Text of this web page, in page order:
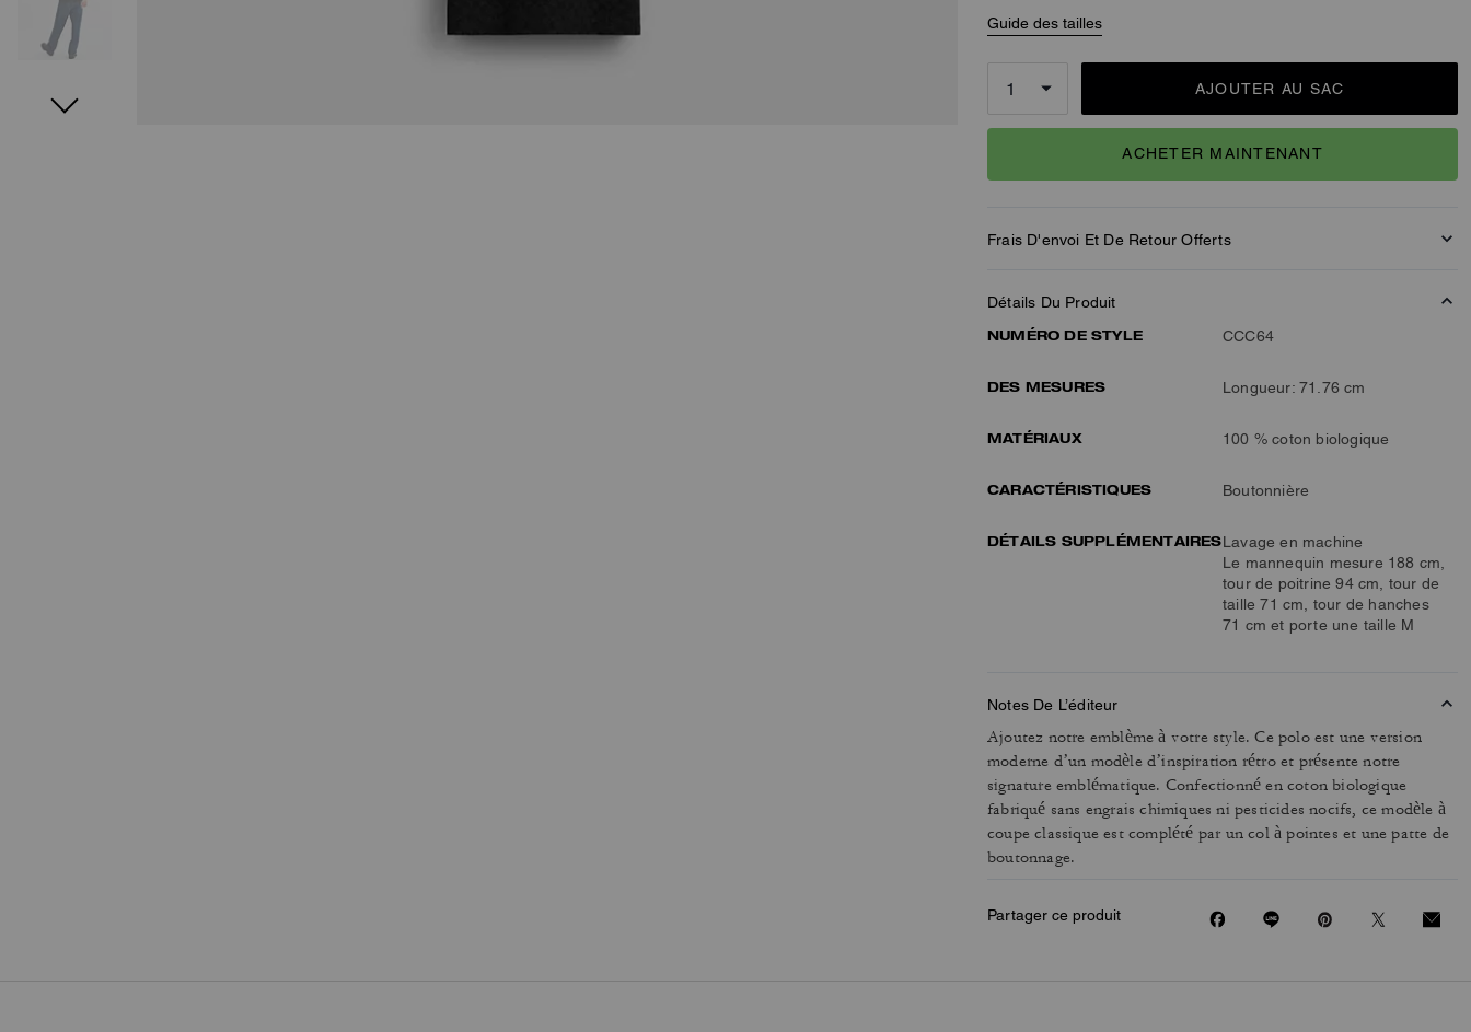
Guide des tailles
AJOUTER AU SAC
ACHETER MAINTENANT
Frais D'envoi Et De Retour Offerts
Détails Du Produit
NUMÉRO DE STYLE
CCC64
DES MESURES Longueur: 71.76 cm
MATÉRIAUX 100 % coton biologique
CARACTÉRISTIQUES Boutonnière
DÉTAILS SUPPLÉMENTAIRESLavage en machine
Le mannequin mesure 188 cm,
tour de poitrine 94 cm, tour de
taille 71 cm, tour de hanches
71 cm et porte une taille M
Notes De L’éditeur
Ajoutez notre emblème à votre style. Ce polo est une version
moderne d’un modèle d’inspiration rétro et présente notre
signature emblématique. Confectionné en coton biologique
fabriqué sans engrais chimiques ni pesticides nocifs, ce modèle à
coupe classique est complété par un col à pointes et une patte de
boutonnage.
Partager ce produit